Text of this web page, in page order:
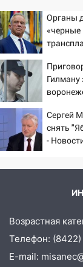
юному
08:21
В
велосипеда
07:18
В
погода в
06:00
юристы
за плесень
прибыль,
22:58
ДТП с
Органы
«черные
Гилману
Новости
Сергей
снять
-
Возрастная
Телефон:
E-mail: